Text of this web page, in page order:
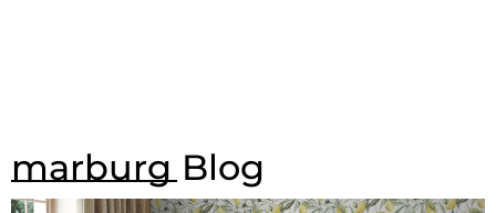
marburg Blog